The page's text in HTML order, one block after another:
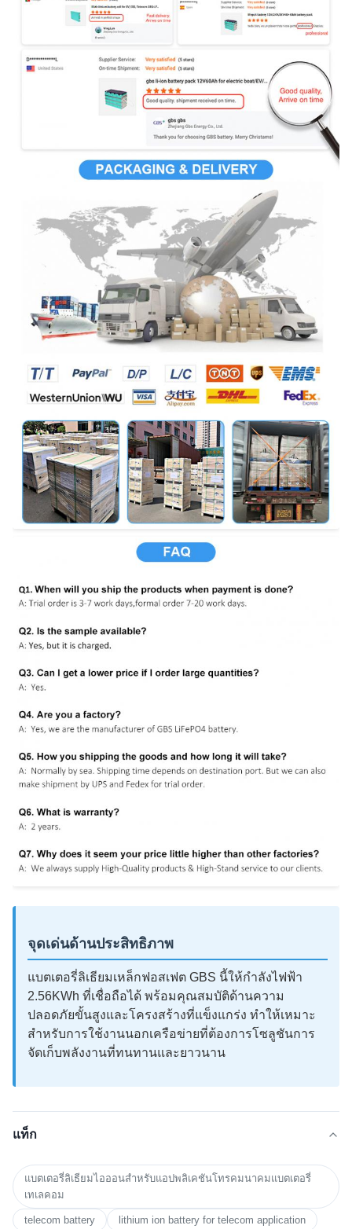
จุดเด่นด้านประสิทธิภาพ
แบตเตอรี่ลิเธียมเหล็กฟอสเฟต GBS นี้ให้กำลังไฟฟ้า
2.56KWh ที่เชื่อถือได้ พร้อมคุณสมบัติด้านความ
ปลอดภัยขั้นสูงและโครงสร้างที่แข็งแกร่ง ทำให้เหมาะ
สำหรับการใช้งานนอกเครือข่ายที่ต้องการโซลูชันการ
จัดเก็บพลังงานที่ทนทานและยาวนาน
แท็ก
แบตเตอรี่ลิเธียมไอออนสำหรับแอปพลิเคชันโทรคมนาคมแบตเตอรี่
เทเลคอม
telecom battery lithium ion battery for telecom application